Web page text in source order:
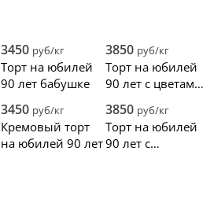
3450 руб/кг
Торт на юбилей
90 лет бабушке
3850 руб/кг
Торт на юбилей
90 лет с цветами
3450 руб/кг
Кремовый торт
на юбилей 90 лет
3850 руб/кг
Торт на юбилей
90 лет с